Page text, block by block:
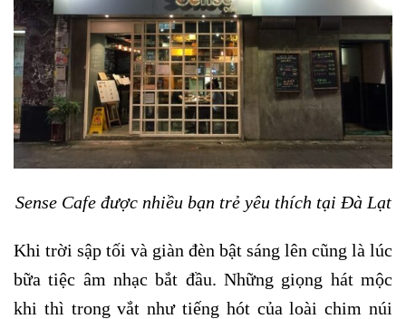
Sense Cafe được nhiều bạn trẻ yêu thích tại Đà Lạt
Khi trời sập tối và giàn đèn bật sáng lên cũng là lúc
bữa tiệc âm nhạc bắt đầu. Những giọng hát mộc
khi thì trong vắt như tiếng hót của loài chim núi